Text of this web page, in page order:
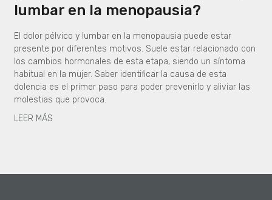
lumbar en la menopausia?
El dolor pélvico y lumbar en la menopausia puede estar
presente por diferentes motivos. Suele estar relacionado con
los cambios hormonales de esta etapa, siendo un síntoma
habitual en la mujer. Saber identificar la causa de esta
dolencia es el primer paso para poder prevenirlo y aliviar las
molestias que provoca.
LEER MÁS